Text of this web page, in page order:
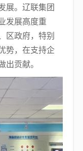
展。辽联集团
发展高度重
区政府，特别
势，在支持企
出贡献。